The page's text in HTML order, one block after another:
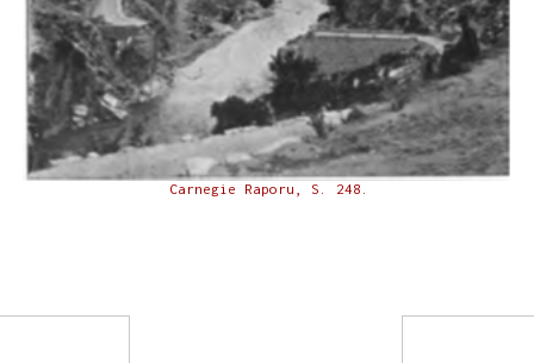
Carnegie Raporu, S. 248.